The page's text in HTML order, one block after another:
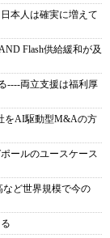
本人は確実に増えて
Flash供給緩和が及
----両立支援は福利厚
をAI駆動型M&Aの方
ールのユースケース
など世界規模で今の